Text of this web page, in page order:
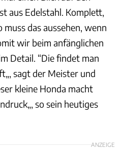
aus Edelstahl. Komplett,
das aussehen, wenn
wir beim anfänglichen
Detail. “Die findet man
sagt der Meister und
kleine Honda macht
so sein heutiges
ANZEIGE